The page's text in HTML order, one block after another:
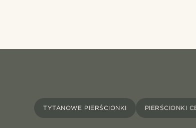
TYTANOWE PIERŚCIONKI PIERŚCIONKI